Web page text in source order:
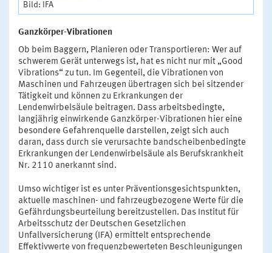
Bild: IFA
Ganzkörper-Vibrationen
Ob beim Baggern, Planieren oder Transportieren: Wer auf
schwerem Gerät unterwegs ist, hat es nicht nur mit „Good
Vibrations“ zu tun. Im Gegenteil, die Vibrationen von
Maschinen und Fahrzeugen übertragen sich bei sitzender
Tätigkeit und können zu Erkrankungen der
Lendenwirbelsäule beitragen. Dass arbeitsbedingte,
langjährig einwirkende Ganzkörper-Vibrationen hier eine
besondere Gefahrenquelle darstellen, zeigt sich auch
daran, dass durch sie verursachte bandscheibenbedingte
Erkrankungen der Lendenwirbelsäule als Berufskrankheit
Nr. 2110 anerkannt sind.
Umso wichtiger ist es unter Präventionsgesichtspunkten,
aktuelle maschinen- und fahrzeugbezogene Werte für die
Gefährdungsbeurteilung bereitzustellen. Das Institut für
Arbeitsschutz der Deutschen Gesetzlichen
Unfallversicherung (IFA) ermittelt entsprechende
Effektivwerte von frequenzbewerteten Beschleunigungen